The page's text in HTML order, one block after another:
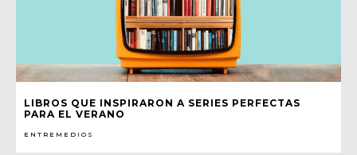
LIBROS QUE INSPIRARON A SERIES PERFECTAS
PARA EL VERANO
ENTREMEDIOS